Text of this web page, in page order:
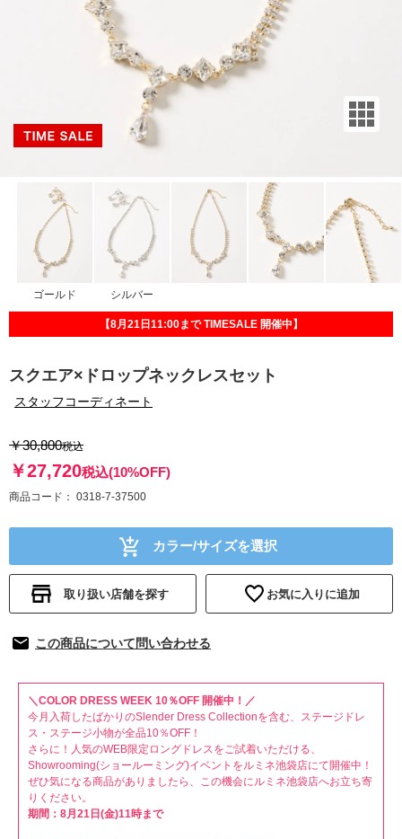
ゴールド シルバー
スクエア×ドロップネックレスセット
スタッフコーディネート
【8月21日11:00まで TIMESALE 開催中】
￥30,800税込
￥27,720税込(10%OFF)
商品コード 0318-7-37500
カラー/サイズを選択
取り扱い店舗を探す お気に入りに追加
この商品について問い合わせる
＼COLOR DRESS WEEK 10％OFF 開催中！／
今月入荷したばかりのSlender Dress Collectionを含む、ステージドレ
ス・ステージ小物が全品10％OFF！
さらに！人気のWEB限定ロングドレスをご試着いただける、
Showrooming(ショールーミング)イベントをルミネ池袋店にて開催中！
ぜひ気になる商品がありましたら、この機会にルミネ池袋店へお立ち寄
りください。
期間：8月21日(金)11時まで